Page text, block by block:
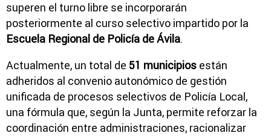
superen el turno libre se incorporarán
posteriormente al curso selectivo impartido por la
Escuela Regional de Policía de Ávila.
Actualmente, un total de 51 municipios están
adheridos al convenio autonómico de gestión
unificada de procesos selectivos de Policía Local,
una fórmula que, según la Junta, permite reforzar la
coordinación entre administraciones, racionalizar